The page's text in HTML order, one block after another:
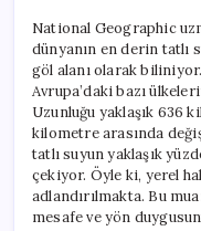
National Geographic
dünyanın en derin tatlı
göl alanı olarak
Avrupa’daki bazı
Uzunluğu yaklaşık 636
kilometre arasında
tatlı suyun yaklaşık
çekiyor. Öyle ki, yerel
adlandırılmakta. Bu
mesafe ve yön